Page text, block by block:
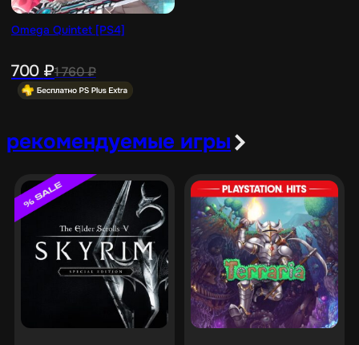
Omega Quintet [PS4]
700 ₽1 760₽
рекомендуемые игры